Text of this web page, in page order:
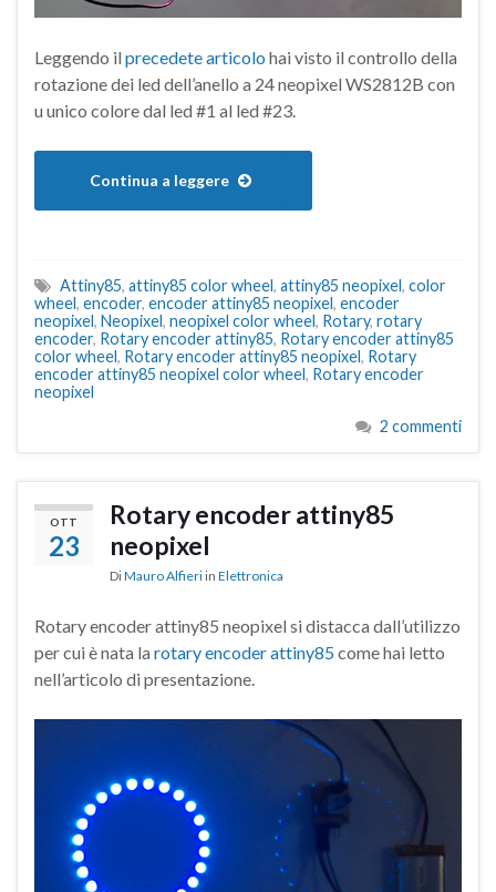
Leggendo il precedete articolo hai visto il controllo della
rotazione dei led dell’anello a 24 neopixel WS2812B con
u unico colore dal led #1 al led #23.
Continua a leggere
Attiny85, attiny85 color wheel, attiny85 neopixel, color
wheel, encoder, encoder attiny85 neopixel, encoder
neopixel, Neopixel, neopixel color wheel, Rotary, rotary
encoder, Rotary encoder attiny85, Rotary encoder attiny85
color wheel, Rotary encoder attiny85 neopixel, Rotary
encoder attiny85 neopixel color wheel, Rotary encoder
neopixel
2 commenti
OTT
23
Rotary encoder attiny85
neopixel
DiMauro Alfieri in Elettronica
Rotary encoder attiny85 neopixel si distacca dall’utilizzo
per cui è nata la rotary encoder attiny85come hai letto
nell’articolo di presentazione.